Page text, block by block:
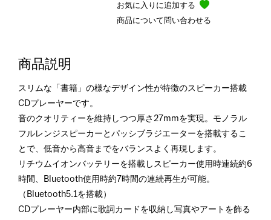
お気に入りに追加する
商品について問い合わせる
商品説明
スリムな「書籍」の様なデザイン性が特徴のスピーカー搭載
CDプレーヤーです。
音のクオリティーを維持しつつ厚さ27mmを実現。モノラル
フルレンジスピーカーとパッシブラジエーターを搭載するこ
とで、低音から高音までをバランスよく再現します。
リチウムイオンバッテリーを搭載しスピーカー使用時連続約6
時間、Bluetooth使用時約7時間の連続再生が可能。
（Bluetooth5.1を搭載）
CDプレーヤー内部に歌詞カードを収納し写真やアートを飾る